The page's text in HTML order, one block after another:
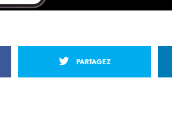
PARTAGEZ